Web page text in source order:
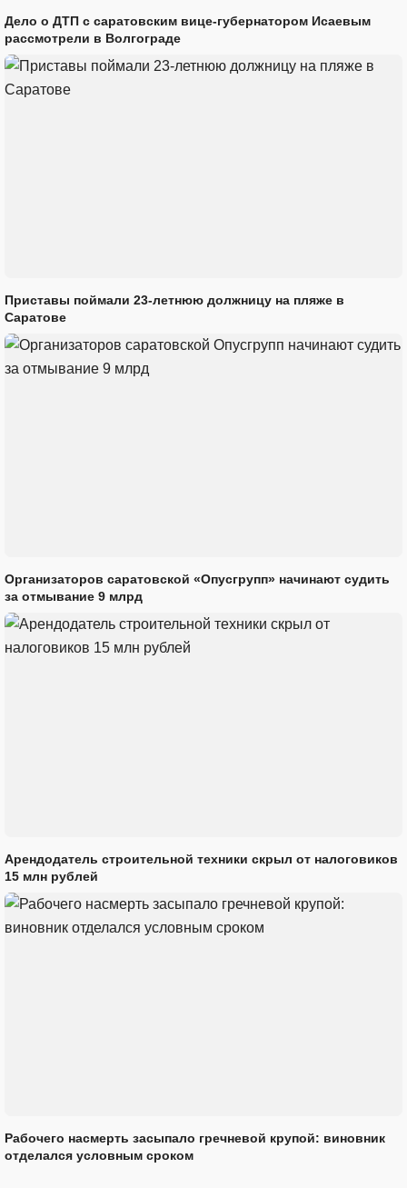
Дело о ДТП с саратовским вице-губернатором Исаевым
рассмотрели в Волгограде
Приставы поймали 23-летнюю должницу на пляже в
Саратове
Организаторов саратовской «Опусгрупп» начинают судить
за отмывание 9 млрд
Арендодатель строительной техники скрыл от налоговиков
15 млн рублей
Рабочего насмерть засыпало гречневой крупой: виновник
отделался условным сроком